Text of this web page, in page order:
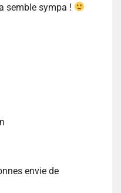
semble sympa !
envie de